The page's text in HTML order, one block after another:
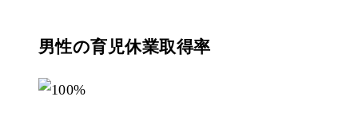
男性の育児休業取得率